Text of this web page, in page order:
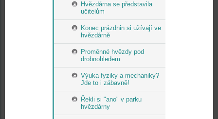
Hvězdárna se představila
učitelům
Konec prázdnin si užívají ve
hvězdárně
Proměnné hvězdy pod
drobnohledem
Výuka fyziky a mechaniky?
Jde to i zábavně!
Řekli si "ano" v parku
hvězdárny